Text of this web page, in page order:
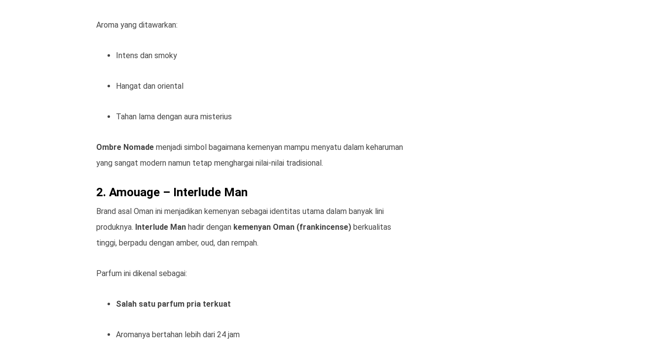
Aroma yang ditawarkan:
Intens dan smoky
Hangat dan oriental
Tahan lama dengan aura misterius
Ombre Nomade menjadi simbol bagaimana kemenyan mampu menyatu dalam keharuman
yang sangat modern namun tetap menghargai nilai-nilai tradisional.
2. Amouage – Interlude Man
Brand asal Oman ini menjadikan kemenyan sebagai identitas utama dalam banyak lini
produknya. Interlude Man hadir dengan kemenyan Oman (frankincense) berkualitas
tinggi, berpadu dengan amber, oud, dan rempah.
Parfum ini dikenal sebagai:
Salah satu parfum pria terkuat
Aromanya bertahan lebih dari 24 jam